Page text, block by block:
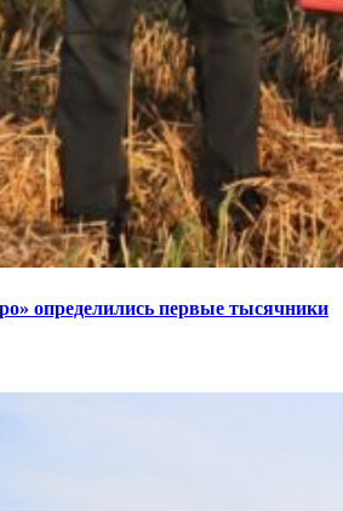
определились первые тысячники